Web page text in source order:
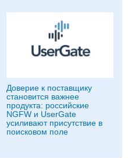
Доверие к поставщику
становится важнее
продукта: российские
NGFW и UserGate
усиливают присутствие в
поисковом поле